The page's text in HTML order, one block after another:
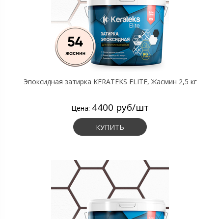
Эпоксидная затирка KERATEKS ELITE, Жасмин 2,5 кг
Цена: 4400 руб/шт
КУПИТЬ